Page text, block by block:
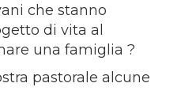
che stanno
di vita al
una famiglia ?
pastorale alcune